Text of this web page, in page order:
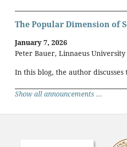
The Popular Dimension of
January 7, 2026
Peter Bauer, Linnaeus University
In this blog, the author
Show all announcements ...